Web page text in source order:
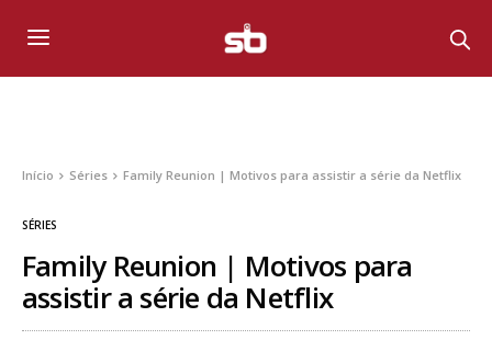
Início Séries Family Reunion | Motivos para assistir a série da Netflix
SÉRIES
Family Reunion | Motivos para
assistir a série da Netflix